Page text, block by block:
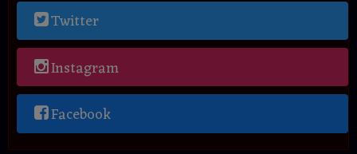
Twitter
Instagram
Facebook